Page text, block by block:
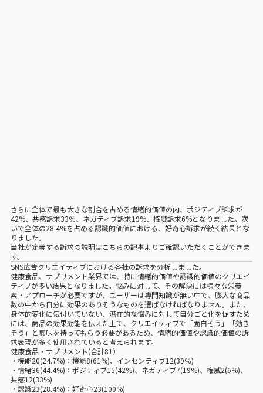
さらに全体で最も大きな割合を占める情緒的価値の内、ポジティブ訴求が
42%、共感訴求33％、ネガティブ訴求19%、権威訴求6%となりました。次
いで全体の28.4%を占める認識的価値における、好奇心訴求が続く結果とな
りました。
当社が定義する訴求の説明はこちらの記事よりご確認いただくことができま
す。
SNS広告クリエイティブにおける各社の訴求を分析しました。
健康食品、サプリメント業界では、特に情緒的価値や認識的価値のクリエイ
ティブが多い結果となりました。悩みに対して、その解決には様々な栄養
素・アプローチが必要ですが、ユーザーは専門知識が無い中で、膨大な商品
数の中から自分に効果のありそうなものを選ばなければなりません。また、
身体的変化に気付いていない、潜在的な悩みに対して自分ごと化を促すため
には、商品の効果効能を伝えた上で、クリエイティブで「面白そう」「効き
そう」と興味を持ってもらう必要があるため、情緒的価値や認識的価値の訴
求表現が多く使用されていると考えられます。
健康食品・サプリメント(合計81）
・機能20(24.7%)：機能8(61%)、インセンティブ12(39％)
・情緒36(44.4%)：ポジティブ15(42%)、ネガティブ7(19%)、権威2(6%)、
共感12(33%)
・認識23(28.4%)：好奇心23(100%)